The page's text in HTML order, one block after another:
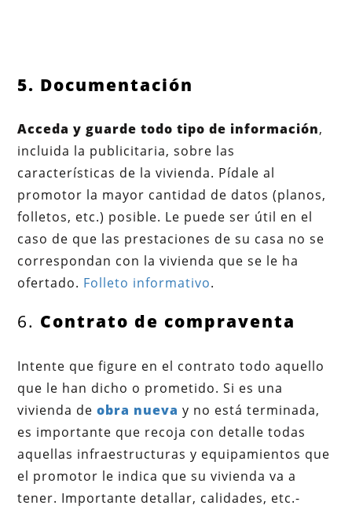
5. Documentación
Acceda y guarde todo tipo de información,
incluida la publicitaria, sobre las
características de la vivienda. Pídale al
promotor la mayor cantidad de datos (planos,
folletos, etc.) posible. Le puede ser útil en el
caso de que las prestaciones de su casa no se
correspondan con la vivienda que se le ha
ofertado. Folleto informativo.
6. Contrato de compraventa
Intente que figure en el contrato todo aquello
que le han dicho o prometido. Si es una
vivienda deobra nueva y no está terminada,
es importante que recoja con detalle todas
aquellas infraestructuras y equipamientos que
el promotor le indica que su vivienda va a
tener. Importante detallar, calidades, etc.-